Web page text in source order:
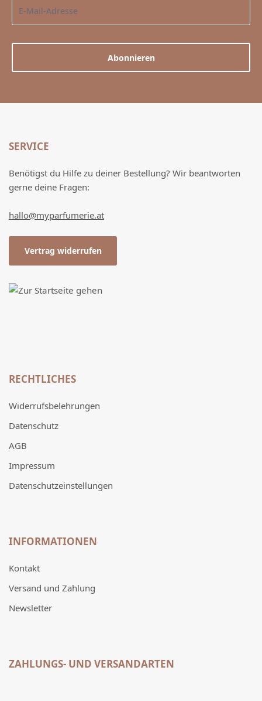
Abonnieren
SERVICE
Benötigst du Hilfe zu deiner Bestellung? Wir beantworten
gerne deine Fragen:
hallo@myparfumerie.at
Vertrag widerrufen
RECHTLICHES
Widerrufsbelehrungen
Datenschutz
AGB
Impressum
Datenschutzeinstellungen
INFORMATIONEN
Kontakt
Versand und Zahlung
Newsletter
ZAHLUNGS- UND VERSANDARTEN